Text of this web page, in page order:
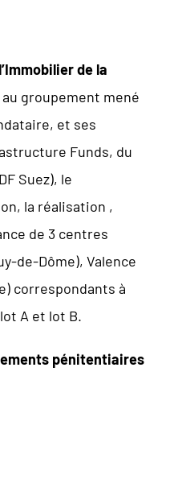
de la
groupement mené
et ses
Funds, du
Suez), le
la réalisation ,
de 3 centres
de-Dôme), Valence
correspondants à
A et lot B.
pénitentiaires